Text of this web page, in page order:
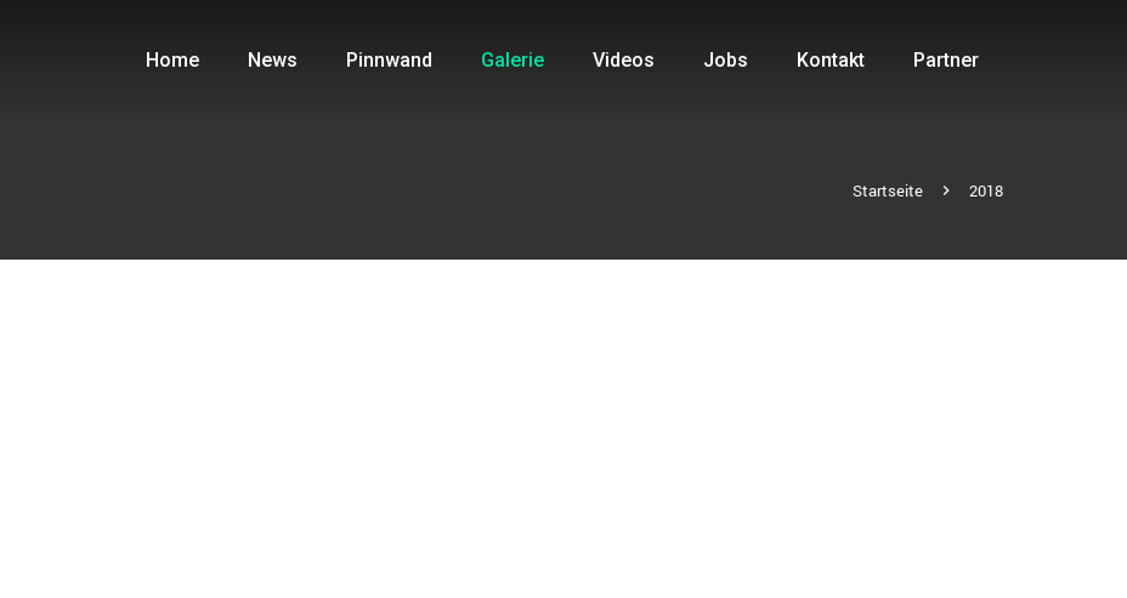
Home News Pinnwand Galerie Videos Jobs Kontakt Partner
Startseite 2018